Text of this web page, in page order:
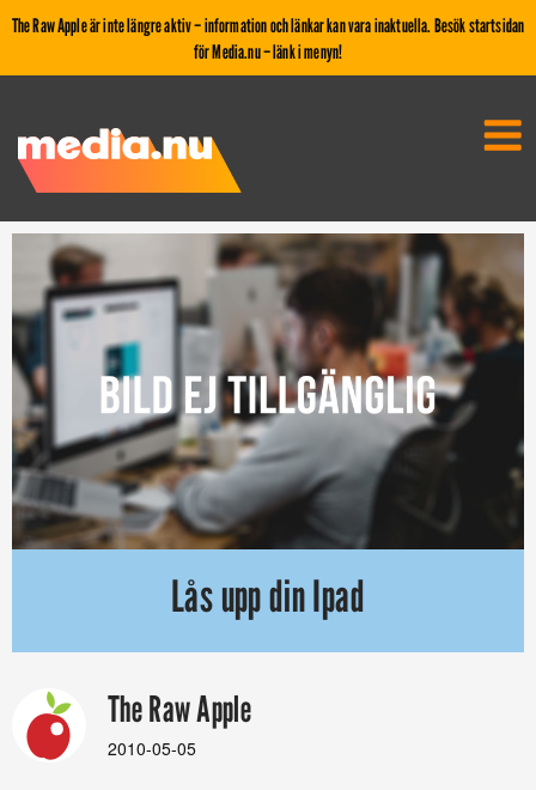
The Raw Apple är inte längre aktiv – information och länkar kan vara inaktuella. Besök startsidan
för Media.nu – länk i menyn!
Lås upp din Ipad
The Raw Apple
2010-05-05